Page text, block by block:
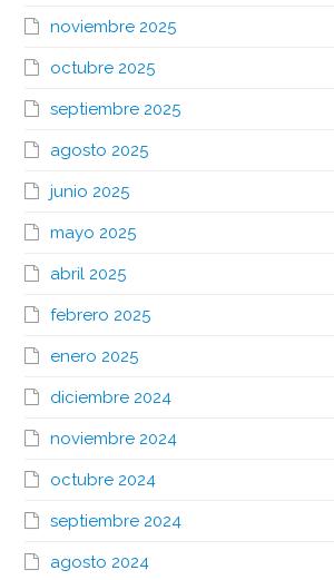
noviembre 2025
octubre 2025
septiembre 2025
agosto 2025
junio 2025
mayo 2025
abril 2025
febrero 2025
enero 2025
diciembre 2024
noviembre 2024
octubre 2024
septiembre 2024
agosto 2024